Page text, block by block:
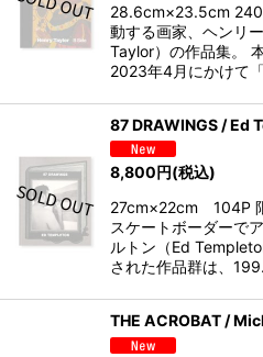
28.6cm×23.5cm
動する画家、ヘンリ
Taylor）の作品集。
2023年4月にかけて
87 DRAWINGS / Ed
8,800 円(税込)
27cm×22cm 104P
スケートボーダーで
ルトン（Ed
された作品群は、
THE ACROBAT /